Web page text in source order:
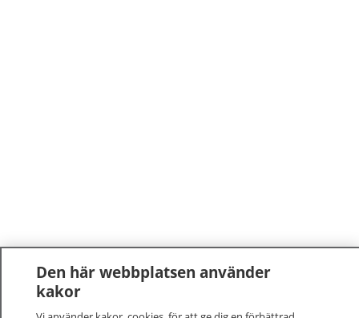
Den här webbplatsen använder
kakor